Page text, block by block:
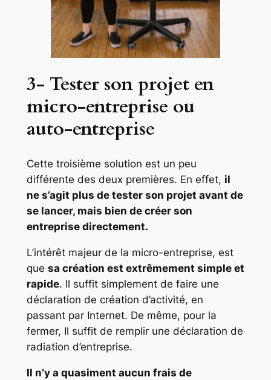
3- Tester son projet en
micro-entreprise ou
auto-entreprise
Cette troisième solution est un peu
différente des deux premières. En effet, il
ne s’agit plus de tester son projet avant de
se lancer, mais bien de créer son
entreprise directement.
L’intérêt majeur de la micro-entreprise, est
que sa création est extrêmement simple et
rapide. Il suffit simplement de faire une
déclaration de création d’activité, en
passant par Internet. De même, pour la
fermer, Il suffit de remplir une déclaration de
radiation d’entreprise.
Il n’y a quasiment aucun frais de